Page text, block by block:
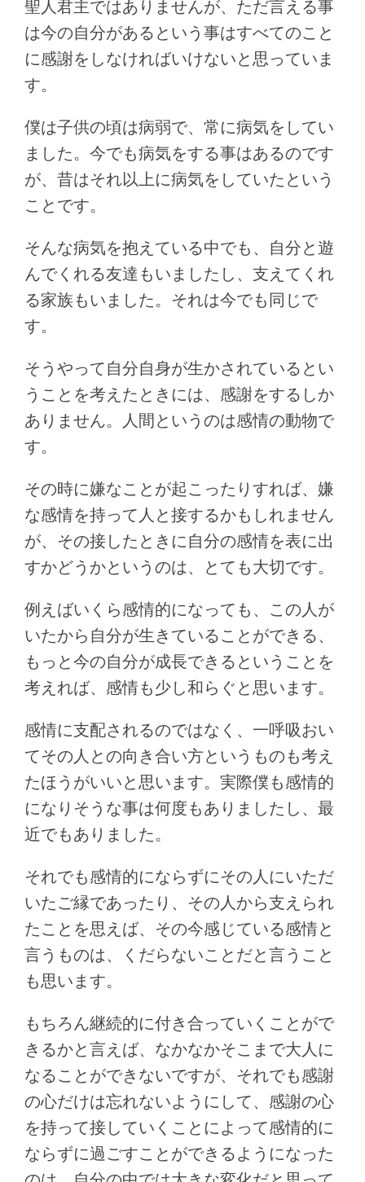
聖人君主ではありませんが、ただ言える事
は今の自分があるという事はすべてのこと
に感謝をしなければいけないと思っていま
す。
僕は子供の頃は病弱で、常に病気をしてい
ました。今でも病気をする事はあるのです
が、昔はそれ以上に病気をしていたという
ことです。
そんな病気を抱えている中でも、自分と遊
んでくれる友達もいましたし、支えてくれ
る家族もいました。それは今でも同じで
す。
そうやって自分自身が生かされているとい
うことを考えたときには、感謝をするしか
ありません。人間というのは感情の動物で
す。
その時に嫌なことが起こったりすれば、嫌
な感情を持って人と接するかもしれません
が、その接したときに自分の感情を表に出
すかどうかというのは、とても大切です。
例えばいくら感情的になっても、この人が
いたから自分が生きていることができる、
もっと今の自分が成長できるということを
考えれば、感情も少し和らぐと思います。
感情に支配されるのではなく、一呼吸おい
てその人との向き合い方というものも考え
たほうがいいと思います。実際僕も感情的
になりそうな事は何度もありましたし、最
近でもありました。
それでも感情的にならずにその人にいただ
いたご縁であったり、その人から支えられ
たことを思えば、その今感じている感情と
言うものは、くだらないことだと言うこと
も思います。
もちろん継続的に付き合っていくことがで
きるかと言えば、なかなかそこまで大人に
なることができないですが、それでも感謝
の心だけは忘れないようにして、感謝の心
を持って接していくことによって感情的に
ならずに過ごすことができるようになった